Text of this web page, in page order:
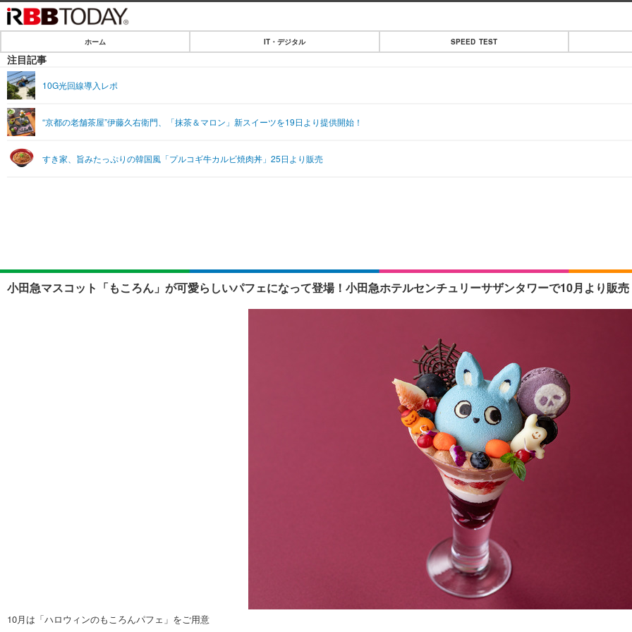
IT・デジタル
ショッピング
SPEED TEST
エンタメ
エンタメTOP
ショッピング
ライフ
ホーム IT・デジタル SPEED TEST
注目記事
10G光回線導入レポ
“京都の老舗茶屋”伊藤久右衛門、「抹茶＆マロン」新スイーツを19日より提供開始！
すき家、旨みたっぷりの韓国風「プルコギ牛カルビ焼肉丼」25日より販売
小田急マスコット「もころん」が可愛らしいパフェになって登場！小田急ホテルセンチュリーサザンタワーで10月より販
10月は「ハロウィンのもころんパフェ」をご用意